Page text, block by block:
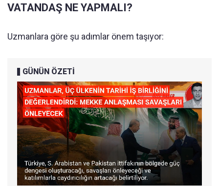
VATANDAŞ NE YAPMALI?
Uzmanlara göre şu adımlar önem taşıyor:
GÜNÜN ÖZETİ